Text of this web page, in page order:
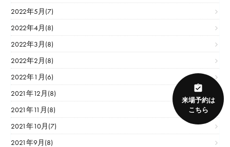
来場予約は
こちら
2022年5月(7)
2022年4月(8)
2022年3月(8)
2022年2月(8)
2022年1月(6)
2021年12月(8)
2021年11月(8)
2021年10月(7)
2021年9月(8)